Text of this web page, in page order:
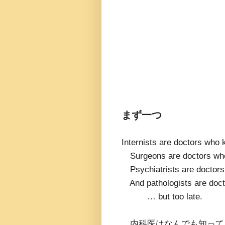
まず一つ
Internists are doctors who
Surgeons are doctors
Psychiatrists are doctors
And pathologists are
… but too late.